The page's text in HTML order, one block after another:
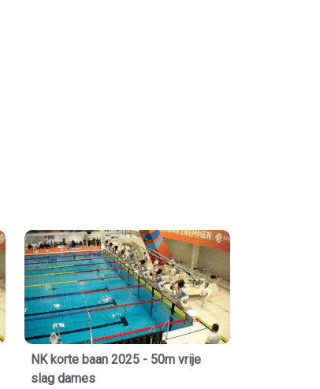
NK korte baan 2025 - 50m vrije
slag dames